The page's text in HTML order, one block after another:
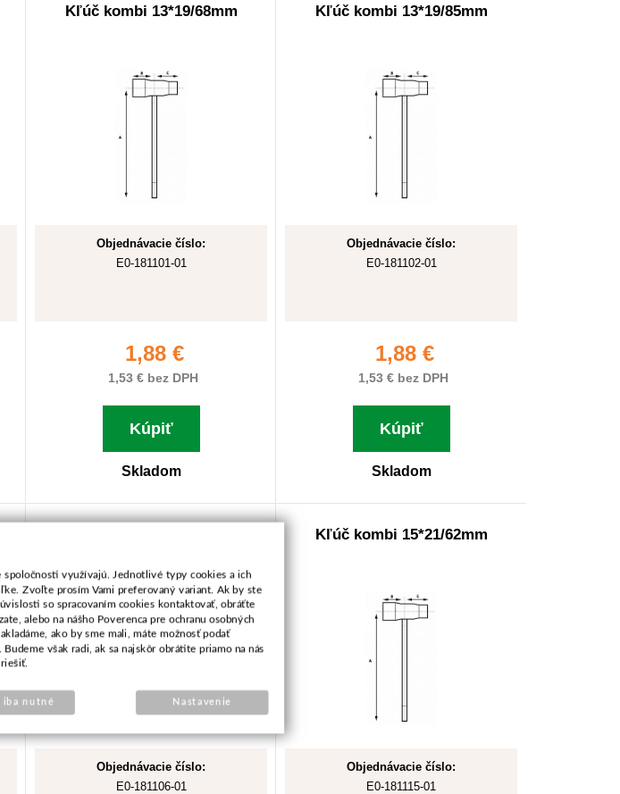
Kľúč kombi 13*19/68mm
Objednávacie číslo:
E0-181101-01
1,88 €
1,53 € bez DPH
Kúpiť
Skladom
Kľúč kombi 13*19/85mm
Objednávacie číslo:
E0-181102-01
1,88 €
1,53 € bez DPH
Kúpiť
Skladom
Objednávacie číslo:
E0-181106-01
Kľúč kombi 15*21/62mm
Objednávacie číslo:
E0-181115-01
využívajú. Jednotlivé typy cookies a ich
Zvoľte prosím Vami preferovaný variant. Ak by ste
so spracovaním cookies kontaktovať, obráťte
alebo na nášho Poverenca pre ochranu osobných
ako by sme mali, máte možnosť podať
však radi, ak sa najskôr obrátite priamo na nás
iba nutné Nastavenie